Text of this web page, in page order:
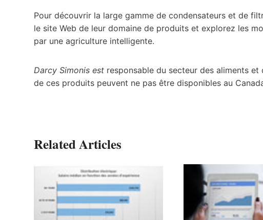
Pour découvrir la large gamme de condensateurs et de
le site Web de leur domaine de produits et explorez les
par une agriculture intelligente.
Darcy Simonis est responsable du secteur des aliments
de ces produits peuvent ne pas être disponibles au
Related Articles